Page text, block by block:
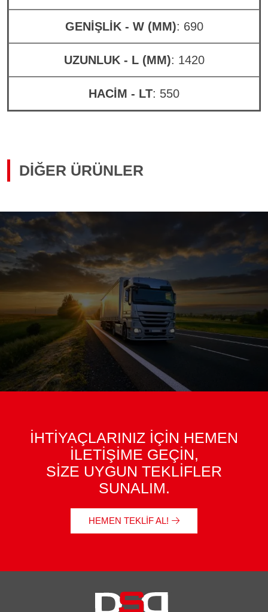
GENİŞLİK - W (MM): 690
UZUNLUK - L (MM): 1420
HACİM - LT: 550
DIĞER ÜRÜNLER
İHTİYAÇLARINIZ İÇİN HEMEN
İLETİŞİME GEÇİN,
SİZE UYGUN TEKLİFLER
SUNALIM.
HEMEN TEKLIF AL!